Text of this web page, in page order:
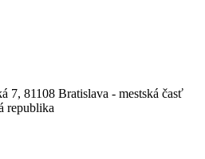
7, 81108 Bratislava - mestská časť
republika